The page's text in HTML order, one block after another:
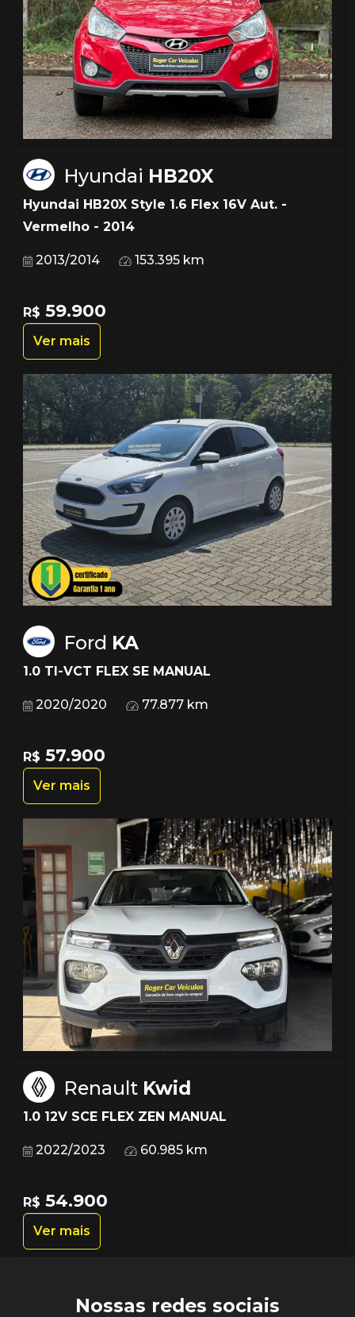
Hyundai HB20X
Hyundai HB20X Style 1.6 Flex 16V Aut. -
Vermelho - 2014
2013/2014 153.395 km
R$ 59.900
Ver mais
Ford KA
1.0 TI-VCT FLEX SE MANUAL
2020/2020 77.877 km
R$ 57.900
Ver mais
Renault Kwid
1.0 12V SCE FLEX ZEN MANUAL
2022/2023 60.985 km
R$ 54.900
Ver mais
Nossas redes sociais